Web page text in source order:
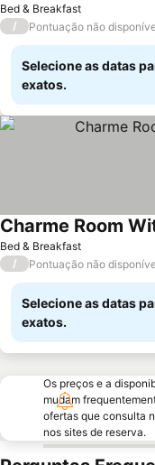
Bed & Breakfast
/ Pontuação não
Selecione as datas
exatos.
Bed & Breakfast
Charme Room
/ Pontuação não
Selecione as datas
exatos.
Os preços e a
mudam
ofertas que consulta
nos sites de reserva.